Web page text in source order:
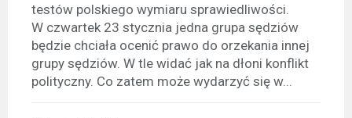
testów polskiego wymiaru sprawiedliwości.
W czwartek 23 stycznia jedna grupa sędziów
będzie chciała ocenić prawo do orzekania innej
grupy sędziów. W tle widać jak na dłoni konflikt
polityczny. Co zatem może wydarzyć się w...